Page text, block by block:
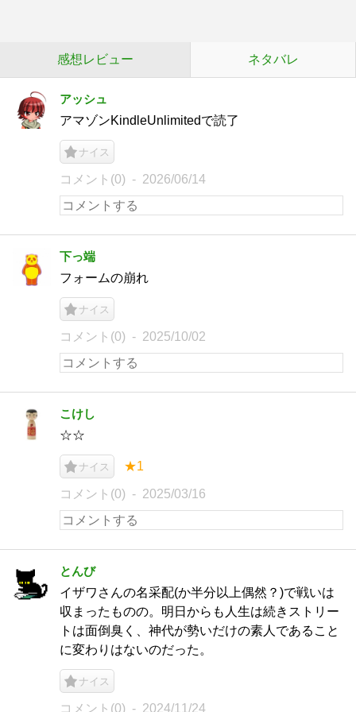
感想レビュー ネタバレ
アッシュ
アマゾンKindleUnlimitedで読了
ナイス
コメント(0) 2026/06/14
下っ端
フォームの崩れ
ナイス
コメント(0) 2025/10/02
こけし
☆☆
ナイス ★1
コメント(0) 2025/03/16
とんび
イザワさんの名采配(か半分以上偶然？)で戦いは
収まったものの。明日からも人生は続きストリー
トは面倒臭く、神代が勢いだけの素人であること
に変わりはないのだった。
ナイス
コメント(0) 2024/11/24